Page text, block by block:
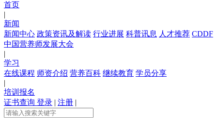
首页
|
新闻
新闻中心 政策资讯及解读 行业进展 科普讯息 人才推荐 CDDF
中国营养师发展大会
|
学习
在线课程 师资介绍 营养百科 继续教育 学员分享
|
培训报名
证书查询 登录 | 注册 |